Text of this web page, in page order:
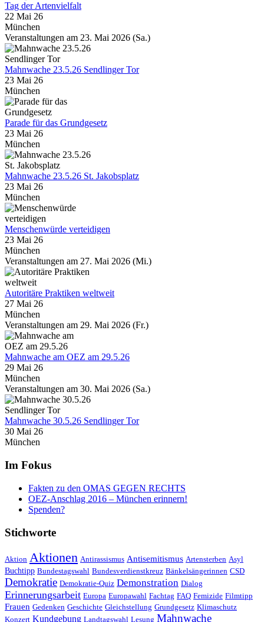
Tag der Artenvielfalt
22 Mai 26
München
Veranstaltungen am 23. Mai 2026 (Sa.)
Mahnwache 23.5.26 Sendlinger Tor
23 Mai 26
München
Parade für das Grundgesetz
23 Mai 26
München
Mahnwache 23.5.26 St. Jakobsplatz
23 Mai 26
München
Menschenwürde verteidigen
23 Mai 26
München
Veranstaltungen am 27. Mai 2026 (Mi.)
Autoritäre Praktiken weltweit
27 Mai 26
München
Veranstaltungen am 29. Mai 2026 (Fr.)
Mahnwache am OEZ am 29.5.26
29 Mai 26
München
Veranstaltungen am 30. Mai 2026 (Sa.)
Mahnwache 30.5.26 Sendlinger Tor
30 Mai 26
München
Im Fokus
Fakten zu den OMAS GEGEN RECHTS
OEZ-Anschlag 2016 – München erinnern!
Spenden?
Stichworte
Aktion Aktionen Antirassismus Antisemitismus Artensterben Asyl
Buchtipp Bundestagswahl Bundesverdienstkreuz Bänkelsängerinnen CSD
Demokratie Demokratie-Quiz Demonstration Dialog
Erinnerungsarbeit Europa Europawahl Fachtag FAQ Femizide Filmtipp
Frauen Gedenken Geschichte Gleichstellung Grundgesetz Klimaschutz
Konzert Kundgebung Landtagswahl Lesung Mahnwache